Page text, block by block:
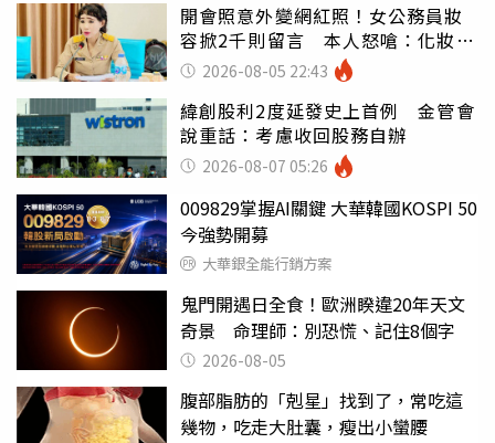
開會照意外變網紅照！女公務員妝
容掀2千則留言 本人怒嗆：化妝有
錯嗎2026-08-05 22:43
緯創股利2度延發史上首例 金管會
說重話：考慮收回股務自辦
2026-08-07 05:26
009829掌握AI關鍵 大華韓國KOSPI 50
今強勢開募
大華銀全能行銷方案
鬼門開遇日全食！歐洲睽違20年天文
奇景 命理師：別恐慌、記住8個字
2026-08-05
腹部脂肪的「剋星」找到了，常吃這
幾物，吃走大肚囊，瘦出小蠻腰